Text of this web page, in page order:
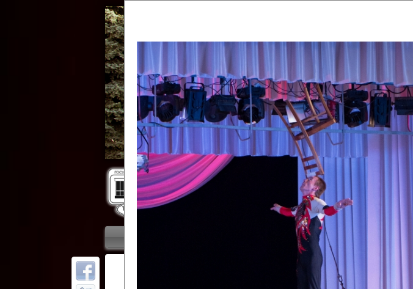
Дворец
Новости
ОТЧЕТЫ ГКЦ